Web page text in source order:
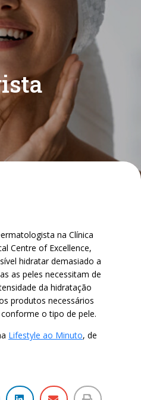
na Clínica
Centre of Excellence,
hidratar demasiado a
as peles necessitam de
da hidratação
produtos necessários
o tipo de pele.
Lifestyle ao Minuto, de